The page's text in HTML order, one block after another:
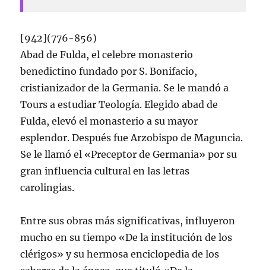
[942](776-856)
Abad de Fulda, el celebre monasterio
benedictino fundado por S. Bonifacio,
cristianizador de la Germania. Se le mandó a
Tours a estudiar Teologí­a. Elegido abad de
Fulda, elevó el monasterio a su mayor
esplendor. Después fue Arzobispo de Maguncia.
Se le llamó el «Preceptor de Germania» por su
gran influencia cultural en las letras
carolingias.
Entre sus obras más significativas, influyeron
mucho en su tiempo «De la institución de los
clérigos» y su hermosa enciclopedia de los